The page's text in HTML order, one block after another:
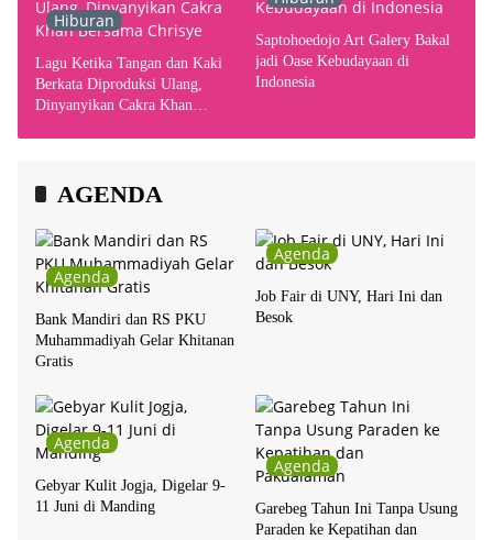
Hiburan
Lagu Ketika Tangan dan Kaki
Berkata Diproduksi Ulang,
Dinyanyikan Cakra Khan
Saptohoedojo Art Galery Bakal
jadi Oase Kebudayaan di
Indonesia
AGENDA
Agenda
Bank Mandiri dan RS PKU
Muhammadiyah Gelar Khitanan
Gratis
Agenda
Job Fair di UNY, Hari Ini dan
Besok
Agenda
Gebyar Kulit Jogja, Digelar 9-
11 Juni di Manding
Agenda
Garebeg Tahun Ini Tanpa Usung
Paraden ke Kepatihan dan